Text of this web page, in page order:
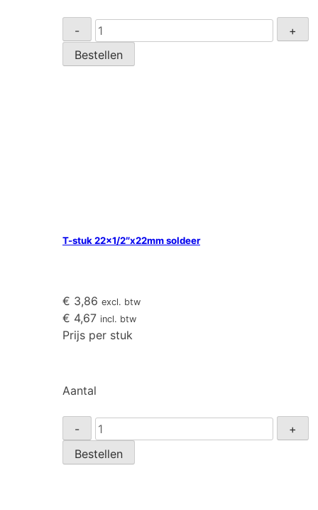
-
T-
stuk
22x1/4"x22mm
+
Bestellen
T-stuk 22×1/2″x22mm soldeer
€ 3,86 excl. btw
€ 4,67 incl. btw
Prijs per stuk
Aantal
-
T-
stuk
22x1/2"x22mm
+
Bestellen